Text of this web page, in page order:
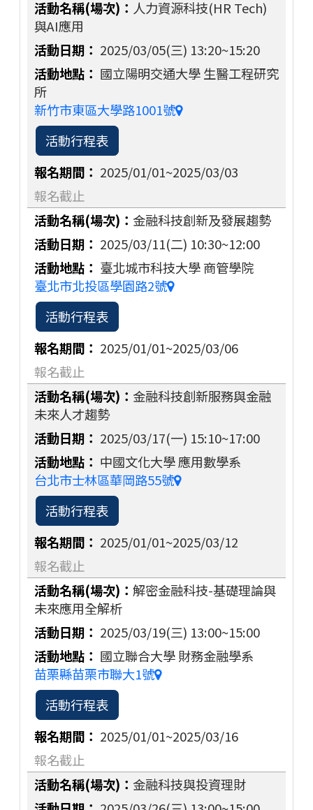
人力資源科技(HR Tech)
與AI應用
2025/03/05(三) 13:20~15:20
國立陽明交通大學 生醫工程研究
所
新竹市東區大學路1001號
活動行程表
2025/01/01~2025/03/03
報名截止
金融科技創新及發展趨勢
2025/03/11(二) 10:30~12:00
臺北城市科技大學 商管學院
臺北市北投區學園路2號
活動行程表
2025/01/01~2025/03/06
報名截止
金融科技創新服務與金融
未來人才趨勢
2025/03/17(一) 15:10~17:00
中國文化大學 應用數學系
台北市士林區華岡路55號
活動行程表
2025/01/01~2025/03/12
報名截止
解密金融科技-基礎理論與
未來應用全解析
2025/03/19(三) 13:00~15:00
國立聯合大學 財務金融學系
苗栗縣苗栗市聯大1號
活動行程表
2025/01/01~2025/03/16
報名截止
金融科技與投資理財